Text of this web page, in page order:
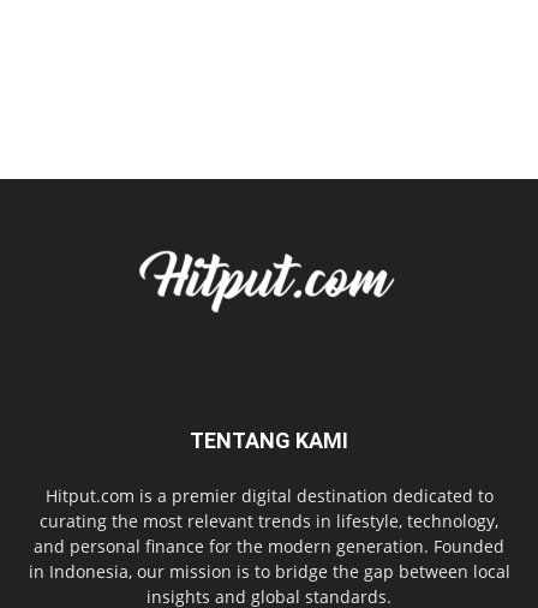
TENTANG KAMI
Hitput.com is a premier digital destination dedicated to
curating the most relevant trends in lifestyle, technology,
and personal finance for the modern generation. Founded
in Indonesia, our mission is to bridge the gap between local
insights and global standards.